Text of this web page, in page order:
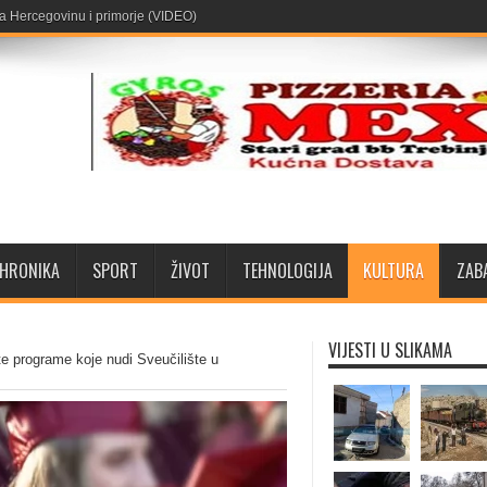
Hercegovinu i primorje (VIDEO)
u Gacku
HRONIKA SPORT ŽIVOT TEHNOLOGIJA KULTURA
programe koje nudi Sveučilište u
VIJESTI U SLIKAMA